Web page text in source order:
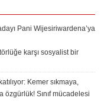
Pani Wijesiriwardena’ya
karşı sosyalist bir
Kemer sıkmaya,
özgürlük! Sınıf mücadelesi